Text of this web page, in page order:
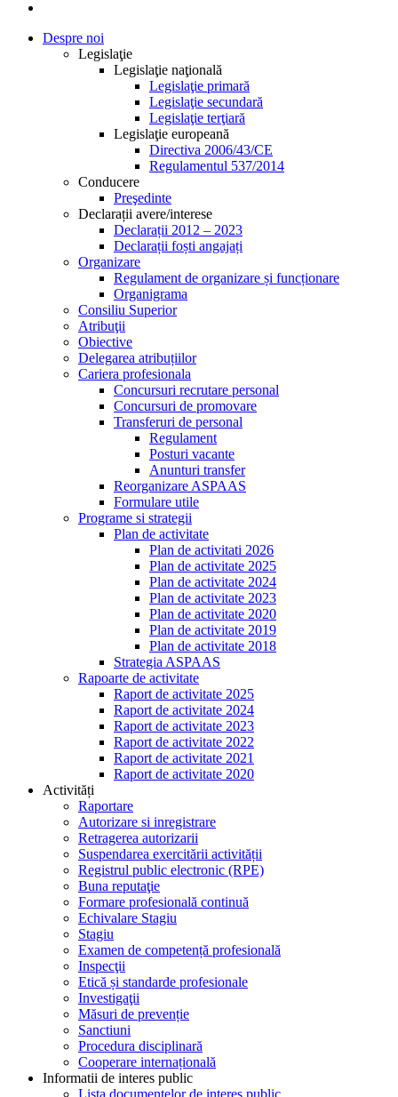
Despre noi
Legislaţie
Legislaţie naţională
Legislaţie primară
Legislaţie secundară
Legislaţie terţiară
Legislaţie europeană
Directiva 2006/43/CE
Regulamentul 537/2014
Conducere
Preşedinte
Declarații avere/interese
Declarații 2012 – 2023
Declarații foști angajați
Organizare
Regulament de organizare și funcționare
Organigrama
Consiliu Superior
Atribuţii
Obiective
Delegarea atribuțiilor
Cariera profesionala
Concursuri recrutare personal
Concursuri de promovare
Transferuri de personal
Regulament
Posturi vacante
Anunturi transfer
Reorganizare ASPAAS
Formulare utile
Programe si strategii
Plan de activitate
Plan de activitati 2026
Plan de activitate 2025
Plan de activitate 2024
Plan de activitate 2023
Plan de activitate 2020
Plan de activitate 2019
Plan de activitate 2018
Strategia ASPAAS
Rapoarte de activitate
Raport de activitate 2025
Raport de activitate 2024
Raport de activitate 2023
Raport de activitate 2022
Raport de activitate 2021
Raport de activitate 2020
Activități
Raportare
Autorizare si inregistrare
Retragerea autorizarii
Suspendarea exercitării activității
Registrul public electronic (RPE)
Buna reputaţie
Formare profesională continuă
Echivalare Stagiu
Stagiu
Examen de competență profesională
Inspecţii
Etică și standarde profesionale
Investigaţii
Măsuri de prevenție
Sanctiuni
Procedura disciplinară
Cooperare internațională
Informatii de interes public
Lista documentelor de interes public